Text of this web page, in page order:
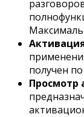
получен
Просмотр